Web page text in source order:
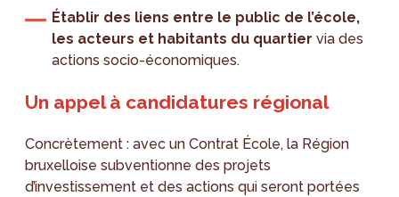
Établir des liens entre le public de l’école,
les acteurs et habitants du quartier via des
actions socio-économiques.
Un appel à candidatures régional
Concrètement : avec un Contrat École, la Région
bruxelloise subventionne des projets
d’investissement et des actions qui seront portées